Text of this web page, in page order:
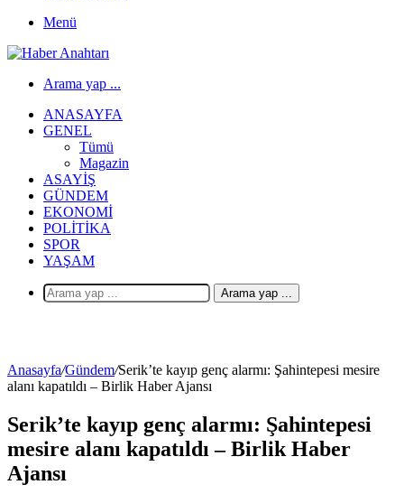
Menü
Arama yap ...
ANASAYFA
GENEL
Tümü
Magazin
ASAYIŞ
GÜNDEM
EKONOMI
POLITIKA
SPOR
YAŞAM
Arama yap ...
Anasayfa/Gündem/Serik’te kayıp genç alarmı: Şahintepesi mesire
alanı kapatıldı – Birlik Haber Ajansı
Serik’te kayıp genç alarmı: Şahintepesi
mesire alanı kapatıldı – Birlik Haber
Ajansı